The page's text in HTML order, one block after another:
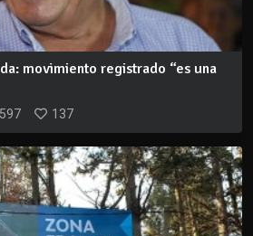
movimiento registrado “es una
137